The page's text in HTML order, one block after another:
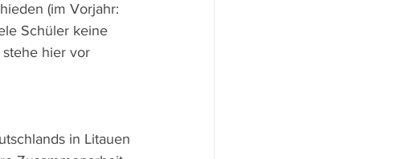
(im Vorjahr:
Schüler keine
hier vor
in Litauen